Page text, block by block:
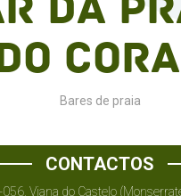
Bares de praia
CONTACTOS
Viana do Castelo